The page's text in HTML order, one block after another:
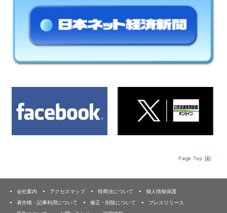
会社案内 アクセスマップ 特商法について
個人情報保護
著作権・記事利用について
修正・削除について
プレスリリース